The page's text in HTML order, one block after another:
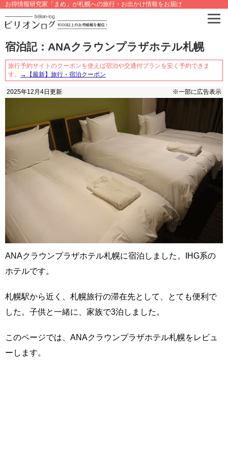
お得情報研究家「まめ」が札幌への旅行・お出かけ情報をお届け
宿泊記：ANAクラウンプラザホテル札幌
旅行予約サイトのクーポンを使えば宿泊や交通付プランを安く予約できま
す。
→【最新】旅行・宿泊クーポン
2025年12月4日 更新 ※一部に広告表示
ANAクラウンプラザホテル札幌に宿泊しました。IHG系の
ホテルです。
札幌駅から近く、札幌旅行の滞在先として、とても便利で
した。子供と一緒に、家族で3泊しました。
このページでは、ANAクラウンプラザホテル札幌をレビュ
ーします。